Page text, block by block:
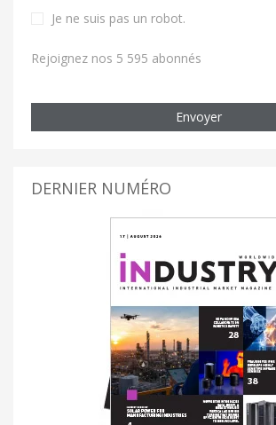
Je ne suis pas un robot.
Rejoignez nos 5 595 abonnés
Envoyer
DERNIER NUMÉRO